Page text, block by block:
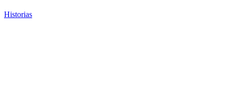
Historias